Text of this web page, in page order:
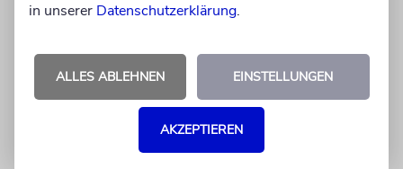
Ukrainern, Letten, Slowaken, Rumänen und
unbesetzten Europas, die die Deutschen beim
Völkermord unterstützen?
Es ist schade, dass deutsche Historiker nun
dabei mithelfen, diese historischen Tatsachen
in unserer Datenschutzerklärung.
ALLES ABLEHNEN EINSTELLUNGEN
AKZEPTIEREN